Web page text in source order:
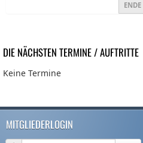
ENDE
DIE NÄCHSTEN TERMINE / AUFTRITTE
Keine Termine
MITGLIEDERLOGIN